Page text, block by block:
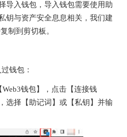
导入钱包，导入钱包需要使用助
钥与资产安全息息相关，我们建
制到剪切板。
钱包：
钱包】，点击【连接钱
选择【助记词】或【私钥】并输